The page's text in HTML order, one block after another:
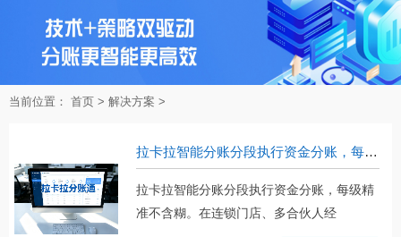
当前位置： 首页 > 解决方案 >
拉卡拉智能分账分段执行资金分账，每级精准不含糊
拉卡拉智能分账分段执行资金分账，每级精
准不含糊。在连锁门店、多合伙人经